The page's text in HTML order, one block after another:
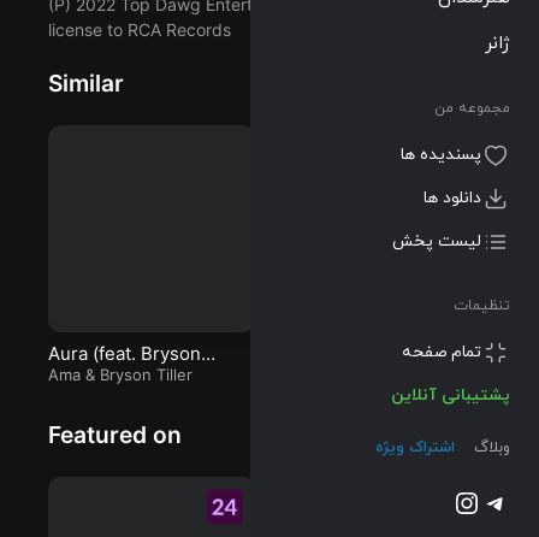
ژانر
مجموعه من
پسندیده ها
دانلود ها
لیست پخش
تنظیمات
پشتیبانی آنلاین
وبلاگ اشتراک ویژه
تلگرام
اینستاگرم
@2023-2026 Musilon
میتوانید با دو
(P) 2022 Top Dawg Entertainment, under exclusive
license to RCA Records
Similar
Aura (feat. Bryson
Tiller)
Ama & Bryson Tiller
Featured on